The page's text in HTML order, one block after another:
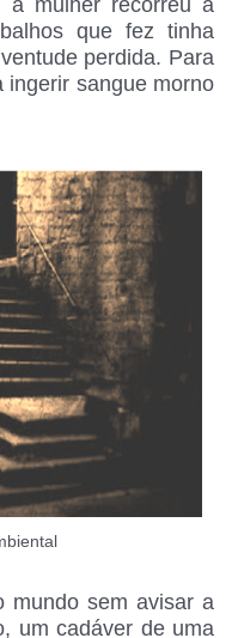
que fez tinha
perdida. Para
ingerir sangue morno
mundo sem avisar a
um cadáver de uma